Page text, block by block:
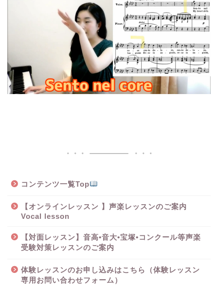
コンテンツ一覧Top
【オンラインレッスン 】声楽レッスンのご案内
Vocal lesson
【対面レッスン】音高•音大•宝塚•コンクール等声楽
受験対策レッスンのご案内
体験レッスンのお申し込みはこちら（体験レッスン
専用お問い合わせフォーム）